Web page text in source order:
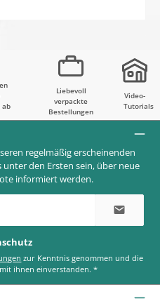
ab
Liebevoll
verpackte
Bestellungen
Video-
Tutorials
regelmäßig erscheinenden
den Ersten sein, über neue
informiert werden.
ihnen einverstanden.*